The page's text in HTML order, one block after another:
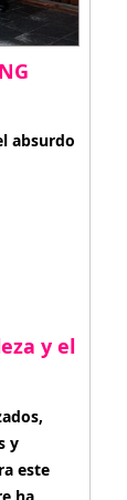
absurdo
y el
y
este